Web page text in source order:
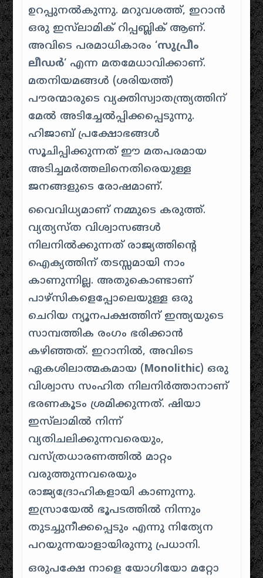
ഉറപ്പുനൽകുന്നു. മറുവശത്ത്, ഇറാൻ
ഒരു ഇസ്‌ലാമിക് റിപ്പബ്ലിക് ആണ്.
അവിടെ പരമാധികാരം ‘സുപ്രീം
ലീഡർ‘ എന്ന മതമേധാവിക്കാണ്.
മതനിയമങ്ങൾ (ശരിയത്ത്)
പൗരന്മാരുടെ വ്യക്തിസ്വാതന്ത്ര്യത്തിന്
മേൽ അടിച്ചേൽപ്പിക്കപ്പെടുന്നു.
ഹിജാബ്പ്രക്ഷോഭങ്ങൾ
സൂചിപ്പിക്കുന്നത് ഈ മതപരമായ
അടിച്ചമർത്തലിനെതിരെയുള്ള
ജനങ്ങളുടെ രോഷമാണ്.
വൈവിധ്യമാണ് നമ്മുടെ കരുത്ത്.
വ്യത്യസ്ത വിശ്വാസങ്ങൾ
നിലനിൽക്കുന്നത് രാജ്യത്തിന്റെ
ഐക്യത്തിന് തടസ്സമായി നാം
കാണുന്നില്ല. അതുകൊണ്ടാണ്
പാഴ്സികളെപ്പോലെയുള്ള ഒരു
ചെറിയ ന്യൂനപക്ഷത്തിന് ഇന്ത്യയുടെ
സാമ്പത്തിക രംഗം ഭരിക്കാൻ
കഴിഞ്ഞത്. ഇറാനിൽ, അവിടെ
ഏകശിലാത്മകമായ (Monolithic) ഒരു
വിശ്വാസ സംഹിത നിലനിർത്താനാണ്
ഭരണകൂടം ശ്രമിക്കുന്നത്. ഷിയാ
ഇസ്‌ലാമിൽ നിന്ന്
വ്യതിചലിക്കുന്നവരെയും,
വസ്ത്രധാരണത്തിൽ മാറ്റം
വരുത്തുന്നവരെയും
രാജ്യദ്രോഹികളായി കാണുന്നു.
ഇസ്രായേൽ ഭൂപടത്തിൽ നിന്നും
തുടച്ചുനീക്കപ്പെടും എന്നു നിത്യേന
പറയുന്നയാളായിരുന്നു പ്രധാനി.
ഒരുപക്ഷേ നാളെ യോഗിയോ മറ്റോ